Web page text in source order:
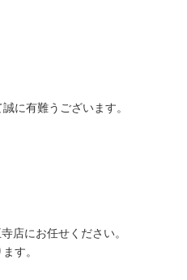
に有難うございます。
店にお任せください。
す。